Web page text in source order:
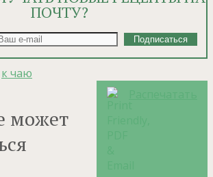
ПОЧТУ?
к чаю
может